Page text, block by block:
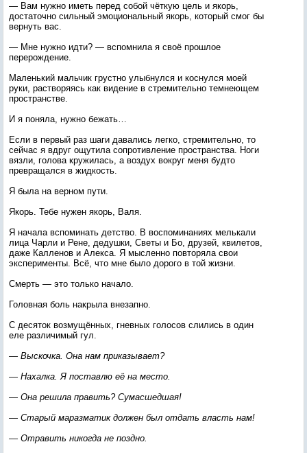
— Вам нужно иметь перед собой чёткую цель и якорь,
достаточно сильный эмоциональный якорь, который смог бы
вернуть вас.
— Мне нужно идти? — вспомнила я своё прошлое
перерождение.
Маленький мальчик грустно улыбнулся и коснулся моей
руки, растворяясь как видение в стремительно темнеющем
пространстве.
И я поняла, нужно бежать…
Если в первый раз шаги давались легко, стремительно, то
сейчас я вдруг ощутила сопротивление пространства. Ноги
вязли, голова кружилась, а воздух вокруг меня будто
превращался в жидкость.
Я была на верном пути.
Якорь. Тебе нужен якорь, Валя.
Я начала вспоминать детство. В воспоминаниях мелькали
лица Чарли и Рене, дедушки, Светы и Бо, друзей, квилетов,
даже Калленов и Алекса. Я мысленно повторяла свои
эксперименты. Всё, что мне было дорого в той жизни.
Смерть — это только начало.
Головная боль накрыла внезапно.
С десяток возмущённых, гневных голосов слились в один
еле различимый гул.
— Выскочка. Она нам приказывает?
— Нахалка. Я поставлю её на место.
— Она решила править? Сумасшедшая!
— Старый маразматик должен был отдать власть нам!
— Отравить никогда не поздно.